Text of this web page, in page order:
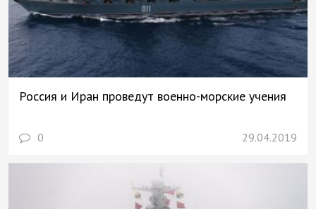
Россия и Иран проведут военно-морские учения
0 29.04.2019